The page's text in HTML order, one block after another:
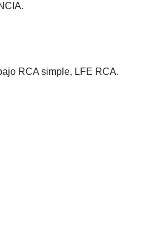
RCA simple, LFE RCA.